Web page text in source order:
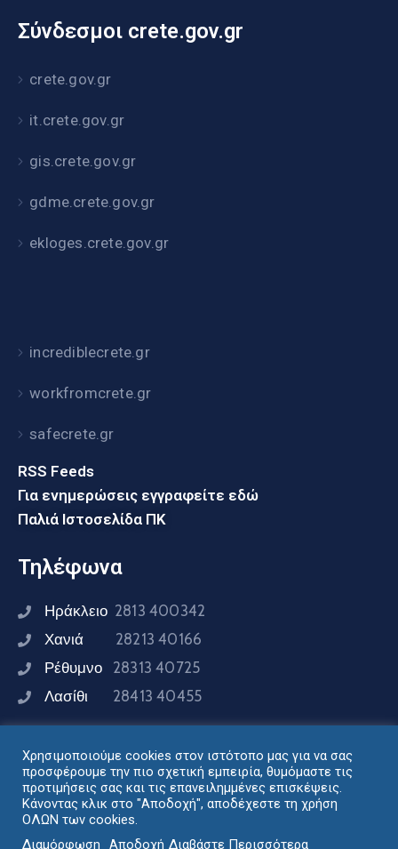
Σύνδεσμοι crete.gov.gr
crete.gov.gr
it.crete.gov.gr
gis.crete.gov.gr
gdme.crete.gov.gr
ekloges.crete.gov.gr
incrediblecrete.gr
workfromcrete.gr
safecrete.gr
RSS Feeds
Για ενημερώσεις εγγραφείτε εδώ
Παλιά Ιστοσελίδα ΠΚ
Τηλέφωνα
Ηράκλειο 2813 400342
Χανιά 28213 40166
Ρέθυμνο 28313 40725
Λασίθι 28413 40455
Συνδεθείτε μαζί μας
Σχεδιασμός - Ανάπτυξη: Διεύθυνση Ηλεκτρονικής
Χρησιμοποιούμε cookies στον ιστότοπο μας για να σας
προσφέρουμε την πιο σχετική εμπειρία, θυμόμαστε τις
προτιμήσεις σας και τις επανειλημμένες επισκέψεις.
Κάνοντας κλικ στο "Αποδοχή", αποδέχεστε τη χρήση
ΟΛΩΝ των cookies.
Διαμόρφωση
Αποδοχή Διαβάστε Περισσότερα